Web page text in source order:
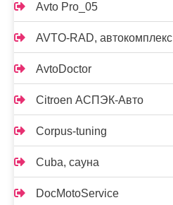
Avto Pro_05
AVTO-RAD, автокомплекс
AvtoDoctor
Citroen АСПЭК-Авто
Corpus-tuning
Cuba, сауна
DocMotoService